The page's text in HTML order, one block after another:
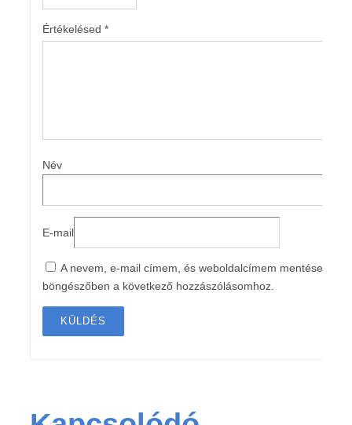
Értékelésed *
Név
E-mail
A nevem, e-mail címem, és weboldalcímem mentése a
böngészőben a következő hozzászólásomhoz.